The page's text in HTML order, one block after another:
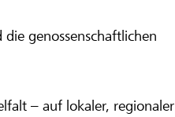
genossenschaftlichen
– auf lokaler, regionaler